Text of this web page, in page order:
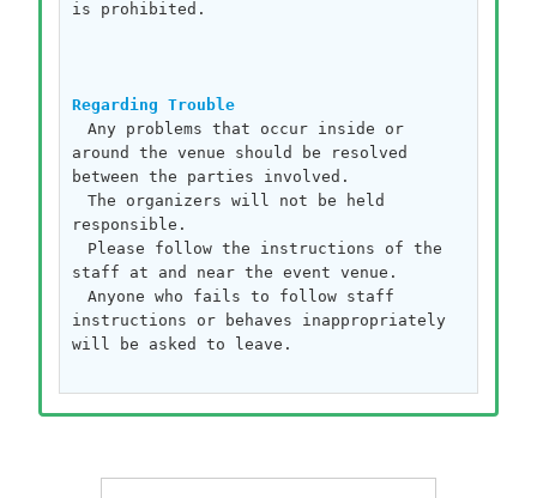
is prohibited.
Regarding Trouble
Any problems that occur inside or
around the venue should be resolved
between the parties involved.
The organizers will not be held
responsible.
Please follow the instructions of the
staff at and near the event venue.
Anyone who fails to follow staff
instructions or behaves inappropriately
will be asked to leave.